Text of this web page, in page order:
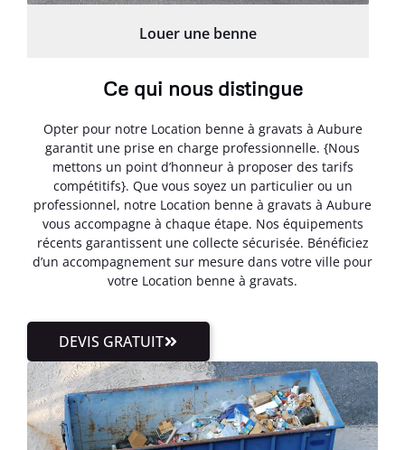
Louer une benne
Ce qui nous distingue
Opter pour notre Location benne à gravats à Aubure
garantit une prise en charge professionnelle. {Nous
mettons un point d’honneur à proposer des tarifs
compétitifs}. Que vous soyez un particulier ou un
professionnel, notre Location benne à gravats à Aubure
vous accompagne à chaque étape. Nos équipements
récents garantissent une collecte sécurisée. Bénéficiez
d’un accompagnement sur mesure dans votre ville pour
votre Location benne à gravats.
DEVIS GRATUIT